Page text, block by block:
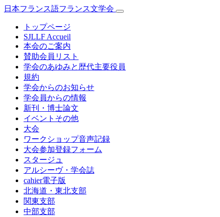
日本フランス語フランス文学会
トップページ
SJLLF Accueil
本会のご案内
賛助会員リスト
学会のあゆみと歴代主要役員
規約
学会からのお知らせ
学会員からの情報
新刊・博士論文
イベントその他
大会
ワークショップ音声記録
大会参加登録フォーム
スタージュ
アルシーヴ・学会誌
cahier電子版
北海道・東北支部
関東支部
中部支部